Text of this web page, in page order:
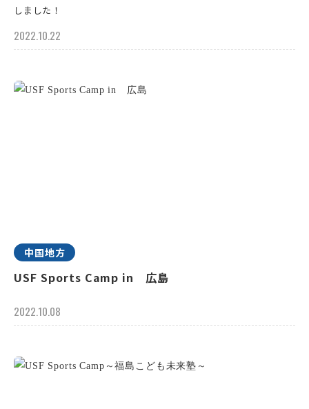
しました！
2022.10.22
中国地方
USF Sports Camp in 広島
2022.10.08